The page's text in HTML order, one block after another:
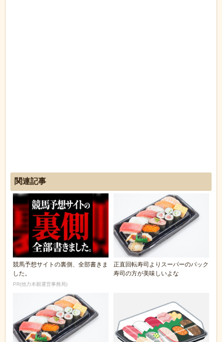
関連記事
競馬予想サイトの裏側、全部書きま
した。
PR(他力本願運営事務局)
正直回転寿司よりスーパーのパック
寿司の方が美味しいよな